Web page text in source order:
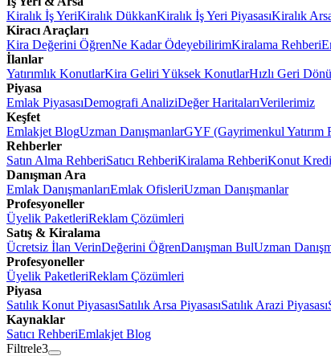
Kiralık İş YeriKiralık DükkanKiralık İş Yeri PiyasasıKiralık
Kiracı Araçları
Kira Değerini ÖğrenNe Kadar ÖdeyebilirimKiralama Rehberi
İlanlar
Yatırımlık KonutlarKira Geliri Yüksek KonutlarHızlı Geri
Piyasa
Emlak PiyasasıDemografi AnaliziDeğer HaritalarıVerilerimiz
Keşfet
Emlakjet BlogUzman DanışmanlarGYF (Gayrimenkul Yatırım
Rehberler
Satın Alma RehberiSatıcı RehberiKiralama RehberiKonut
Danışman Ara
Emlak DanışmanlarıEmlak OfisleriUzman Danışmanlar
Profesyoneller
Üyelik PaketleriReklam Çözümleri
Satış & Kiralama
Ücretsiz İlan VerinDeğerini ÖğrenDanışman BulUzman
Profesyoneller
Üyelik PaketleriReklam Çözümleri
Piyasa
Satılık Konut PiyasasıSatılık Arsa PiyasasıSatılık Arazi Piyasası
Kaynaklar
Satıcı RehberiEmlakjet Blog
Filtrele3